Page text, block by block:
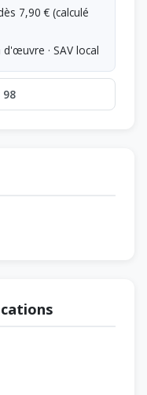
7,90 € (calculé
· SAV local
98